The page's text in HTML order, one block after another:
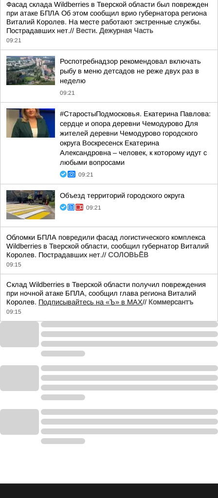
Фасад склада Wildberries в Тверской области был поврежден
при атаке БПЛА Об этом сообщил врио губернатора региона
Виталий Королев. На месте работают экстренные службы.
Пострадавших нет.// Вести. Дежурная Часть
09:21
Роспотребнадзор рекомендовал включать
рыбу в меню детсадов не реже двух раз в
неделю
09:21
#СтаростыПодмосковья. Екатерина Павлова:
сердце и опора деревни Чемодурово Для
жителей деревни Чемодурово городского
округа Воскресенск Екатерина
Александровна – человек, к которому идут с
любыми вопросами
09:21
Объезд территорий городского округа
09:21
Обломки БПЛА повредили фасад логистического комплекса
Wildberries в Тверской области, сообщил губернатор Виталий
Королев. Пострадавших нет.// СОЛОВЬЁВ
09:15
Склад Wildberries в Тверской области получил повреждения
при ночной атаке БПЛА, сообщил глава региона Виталий
Королев. Подписывайтесь на «Ъ» в MAX// Коммерсантъ
09:15